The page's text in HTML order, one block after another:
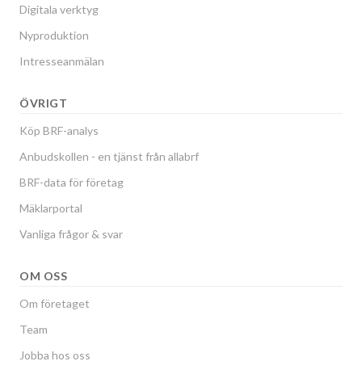
Digitala verktyg
Nyproduktion
Intresseanmälan
ÖVRIGT
Köp BRF-analys
Anbudskollen - en tjänst från allabrf
BRF-data för företag
Mäklarportal
Vanliga frågor & svar
OM OSS
Om företaget
Team
Jobba hos oss